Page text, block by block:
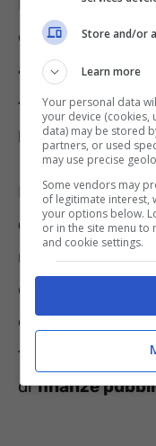
Fornero – che
del centrodestra
ancora. Ma non
41 – essendo il
previdenziali
I problemi del
delle pensionisi
relativo alle
dell’obiettivo in
e scadenze,
fattibilità di una
difinanze
Store and/or
Learn more
Your personal data
your device (cookies,
data) may be stored
partners, or used
may use precise
Some vendors may
of legitimate interest,
your options below.
or in the site menu to
and cookie settings.